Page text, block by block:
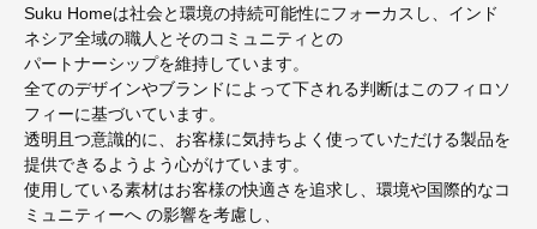
Suku Homeは社会と環境の持続可能性にフォーカスし、インド
ネシア全域の職人とそのコミュニティとの
パートナーシップを維持しています。
全てのデザインやブランドによって下される判断はこのフィロソ
フィーに基づいています。
透明且つ意識的に、お客様に気持ちよく使っていただける製品を
提供できるようよう心がけています。
使用している素材はお客様の快適さを追求し、環境や国際的なコ
ミュニティーへ の影響を考慮し、